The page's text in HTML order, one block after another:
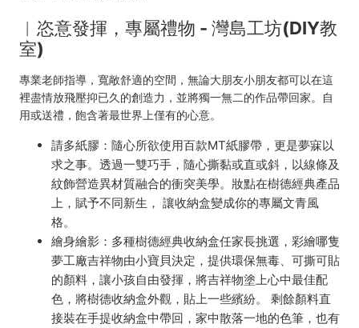
︱恣意發揮，專屬禮物 - 灣島工坊(DIY教
室)
專業老師指導，寬敞舒適的空間，無論大朋友小朋友都可以在這
裡盡情放飛壓抑已久的創造力，並將獨一無二的作品帶回家。自
用或送禮，飽含著最世界上僅有的心意。
請多紙膠：隨心所欲使用百款MT紙膠帶，更是夢寐以
求之事。透過一雙巧手，隨心撕黏或直或斜，以線條及
紋飾營造異材質融合的衝突美學。妝點在樹德經典產品
上，賦予不同新生， 讓收納盒變成你的專屬文青風
格。
繪身繪影：多種樹德經典收納盒任家長挑選，彩繪哪隻
夢工廠吉祥物由小寶貝決定，提供環保無毒、可撕可貼
的顏料，讓小孩自由發揮，將吉祥物塗上心中最佳配
色，將樹德收納盒外觀，貼上一些繽紛。 剩餘顏料直
接裝在手提收納盒中帶回，家中散落一地的色筆，也有